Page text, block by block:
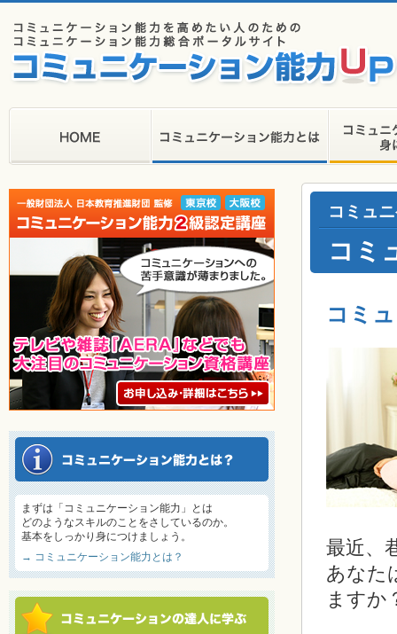
コミュ
コミ
コミ
最近、
あなた
ますか
まずは「コミュニケーション能力」とは
どのようなスキルのことをさしているのか。
基本をしっかり身につけましょう。
→ コミュニケーション能力とは？